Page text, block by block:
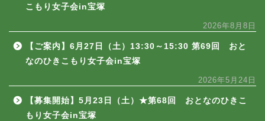
こもり女子会in宝塚
2026年8月8日
【ご案内】6月27日（土）13:30～15:30 第69回 おと
なのひきこもり女子会in宝塚
2026年5月24日
【募集開始】5月23日（土）★第68回 おとなのひきこ
もり女子会in宝塚